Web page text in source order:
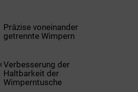
Präzise voneinander
getrennte Wimpern
Verbesserung der
Haltbarkeit der
Wimperntusche